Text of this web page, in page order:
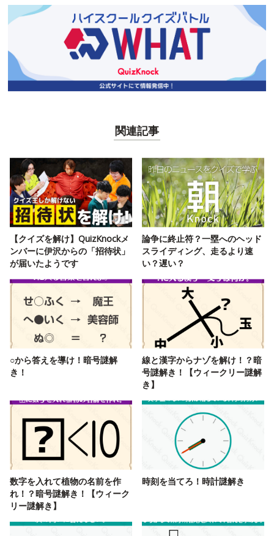
関連記事
【クイズを解け】QuizKnockメ
ンバーに伊沢からの「招待状」
が届いたようです
論争に終止符？一塁へのヘッド
スライディング、走るより速
い？遅い？
○から答えを導け！暗号謎解
き！
線と漢字からナゾを解け！？暗
号謎解き！【ウィークリー謎解
き】
数字を入れて植物の名前を作
れ！？暗号謎解き！【ウィーク
リー謎解き】
時刻を当てろ！時計謎解き